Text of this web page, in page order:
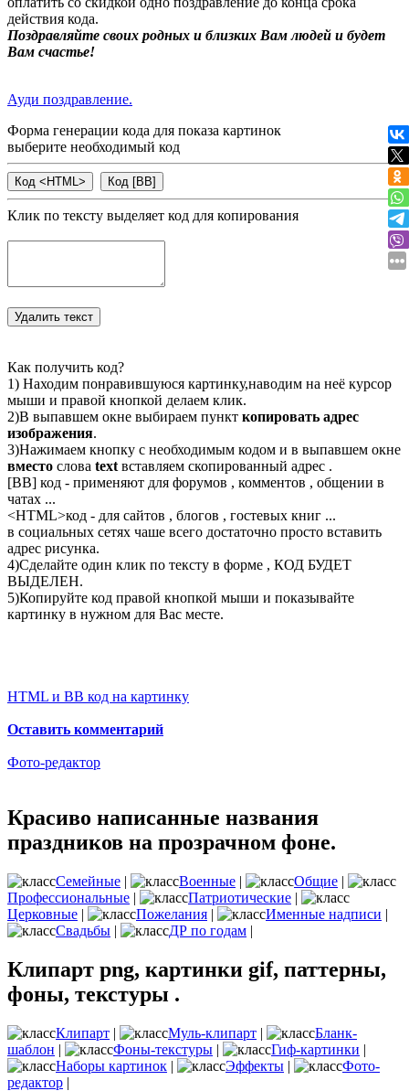
действия кода.
Поздравляйте своих родных и близких Вам людей и будет
Вам счастье!
Ауди поздравление.
Форма генерации кода для показа картинок
выберите необходимый код
Клик по тексту выделяет код для копирования
Как получить код?
1) Находим понравившуюся картинку,наводим на неё курсор
мыши и правой кнопкой делаем клик.
2)В выпавшем окне выбираем пункт копировать адрес
изображения.
3)Нажимаем кнопку с необходимым кодом и в выпавшем окне
вместо слова text вставляем скопированный адрес .
[BB] код - применяют для форумов , комментов , общении в
чатах ...
<HTML>код - для сайтов , блогов , гостевых книг ...
в социальных сетях чаше всего достаточно просто вставить
адрес рисунка.
4)Сделайте один клик по тексту в форме , КОД БУДЕТ
ВЫДЕЛЕН.
5)Копируйте код правой кнопкой мыши и показывайте
картинку в нужном для Вас месте.
HTML и BB код на картинку
Оставить комментарий
Фото-редактор
Красиво написанные названия
праздников на прозрачном фоне.
Семейные | Военные | Общие |
Профессиональные | Патриотические |
Церковные | Пожелания | Именные надписи |
Свадьбы | ДР по годам |
Клипарт png, картинки gif, паттерны,
фоны, текстуры .
Клипарт | Муль-клипарт |
Бланк-
шаблон | Фоны-текстуры | Гиф-картинки |
Наборы картинок | Эффекты |
Фото-
редактор |